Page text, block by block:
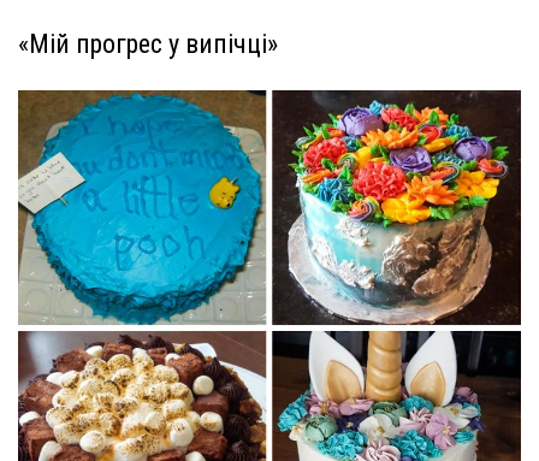
«Мій прогрес у випічці»